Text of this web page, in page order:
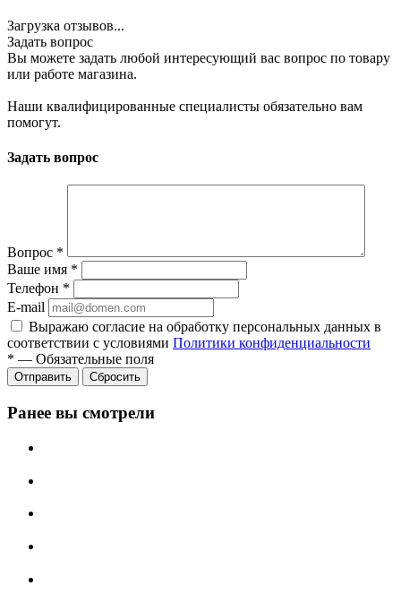
Загрузка отзывов...
Задать вопрос
Вы можете задать любой интересующий вас вопрос по товару
или работе магазина.
Наши квалифицированные специалисты обязательно вам
помогут.
Задать вопрос
Вопрос *
Ваше имя *
Телефон *
E-mail
Выражаю согласие на обработку персональных данных в
соответствии с условиями Политики конфиденциальности
* — Обязательные поля
Отправить Сбросить
Ранее вы смотрели